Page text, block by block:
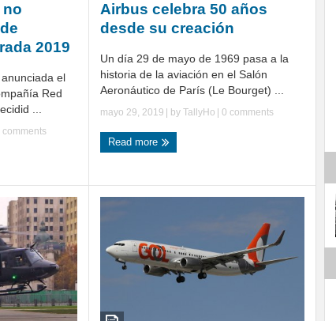
no
2019
el
Red
...
comments
Airbus celebra 50 años
desde su creación
Un día 29 de mayo de 1969 pasa a la
historia de la aviación en el Salón
Aeronáutico de París (Le Bourget) ...
mayo 29, 2019 | by TallyHo 0 comments
Read more